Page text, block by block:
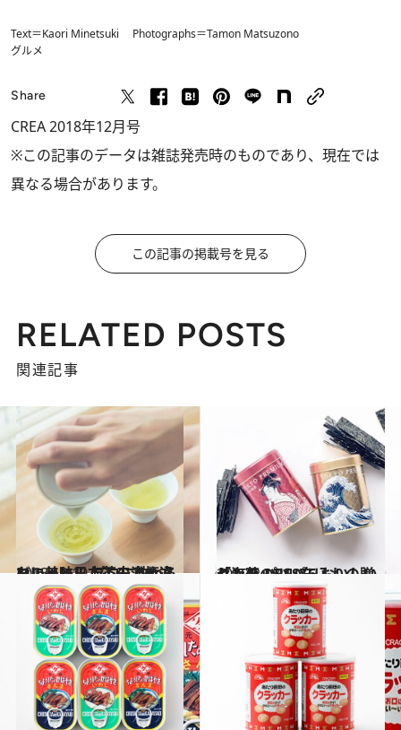
Text＝Kaori Minetsuki Photographs＝Tamon Matsuzono
グルメ
Share
CREA 2018年12月号
※この記事のデータは雑誌発売時のものであり、現在では
異なる場合があります。
この記事の掲載号を見る
RELATED POSTS
関連記事
2018.10.10
ちょっとした工夫で桁違いに美味！ プロに教わるおいしい日本茶の淹れ方
グルメ 2019.2.18
センスのいい缶入りの贈りもの パリパリおいしい「海苔」BEST6
グルメ